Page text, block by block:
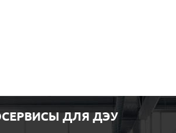
ДЛЯ ДЭУ